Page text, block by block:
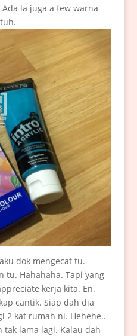
la juga a few warna
dok mengecat tu.
tu. Hahahaha. Tapi yang
kerja kita. En.
cantik. Siap dah dia
2 kat rumah ni. Hehehe..
tak lama lagi. Kalau dah